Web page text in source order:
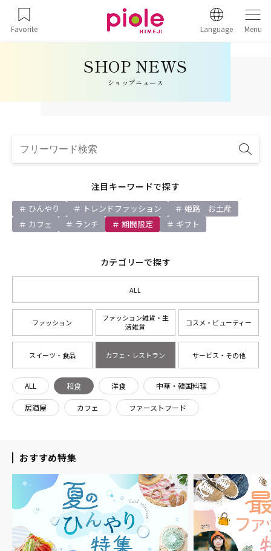
Favorite Language Menu
ショップニュース
注目キーワードで探す
ひんやり トレンドファッション
姫路 お土産
カフェ
ランチ 期間限定 ギフト
カテゴリーで探す
ALL
ファッション
ファッション雑貨・生
活雑貨
コスメ・ビューティー
スイーツ・食品 カフェ・レストラン サービス・その他
ALL 和食 洋食 中華・韓国料理
居酒屋 カフェ ファーストフード
おすすめ特集